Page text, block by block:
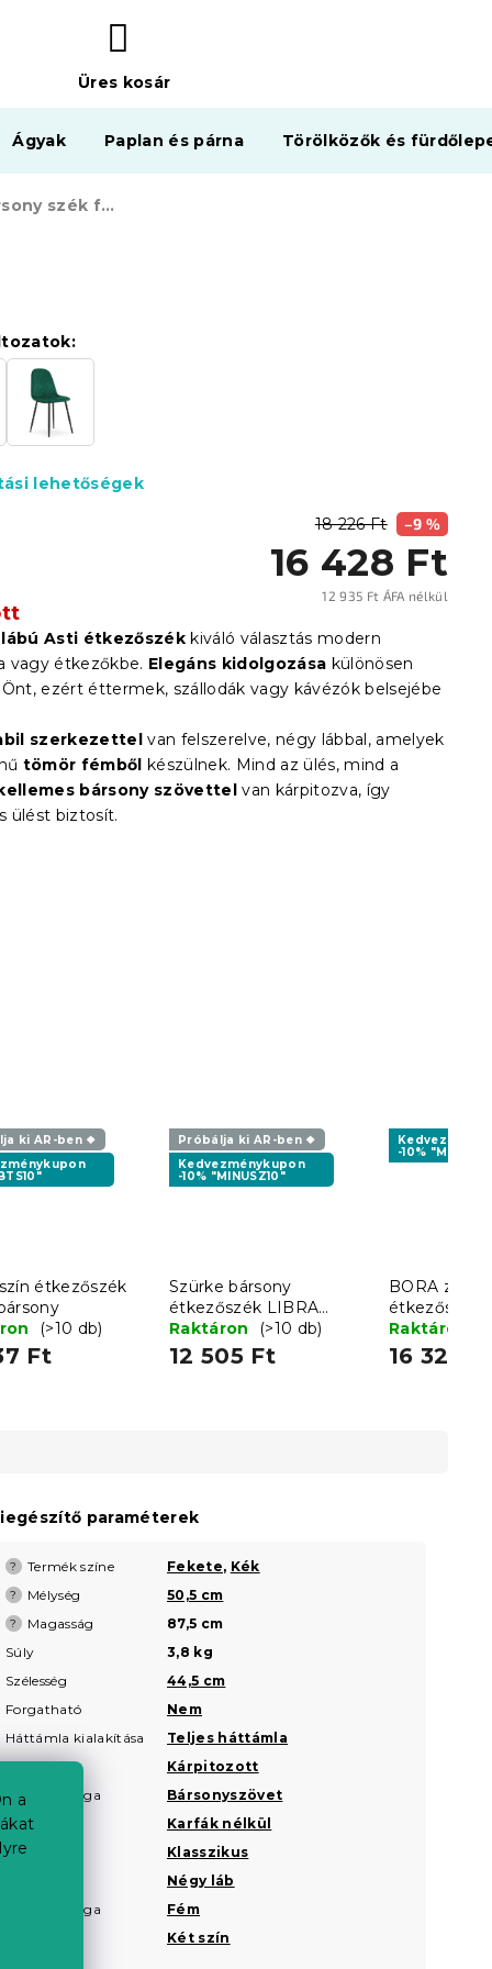
a
KOSÁR
Üres kosár
Ágyak Paplan és párna Törölközők és
ASTI kék bársony szék fekete lábakkal
18 226 Ft –9 %
16 428 Ft
12 935 Ft ÁFA nélkül
lehetőségek
Asti étkezőszék kiváló választás modern
vagy étkezőkbe. Elegáns kidolgozása különösen
ezért éttermek, szállodák vagy kávézók belsejébe
szerkezettel van felszerelve, négy lábbal, amelyek
tömör fémből készülnek. Mind az ülés, mind a
bársony szövettel van kárpitozva, így
ülést biztosít.
ki AR-ben ❖
étkezőszék
(>10 db)
Ft
Próbálja ki AR-ben ❖
Kedvezménykupon
-10% "MINUSZ10"
Szürke bársony
étkezőszék LIBRA
fekete lábakkal
Raktáron (>10 db)
12 505 Ft
-10%
BORA zöld
étkezőszék
Raktáron
16 325
paraméterek
? Termék színe Fekete, Kék
? Mélység 50,5 cm
? Magasság
87,5 cm
Súly
3,8 kg
Szélesség
44,5 cm
Forgatható
Nem
Háttámla kialakítása
Teljes háttámla
Huzat
Kárpitozott
Huzat anyaga
Bársonyszövet
Karfák
Karfák nélkül
Kialakítás
Klasszikus
Négy láb
Lábak anyaga
Fém
Két szín